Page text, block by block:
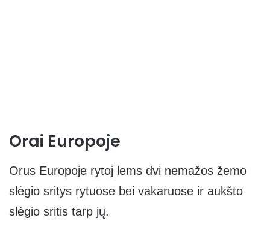
Orai Europoje
Orus Europoje rytoj lems dvi nemažos žemo
slėgio sritys rytuose bei vakaruose ir aukšto
slėgio sritis tarp jų.